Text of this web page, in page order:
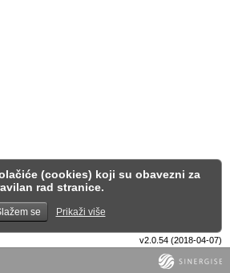
v2.0.54 (2018-04-07)
(cookies) koji su obavezni za
rad stranice.
se Prikaži više